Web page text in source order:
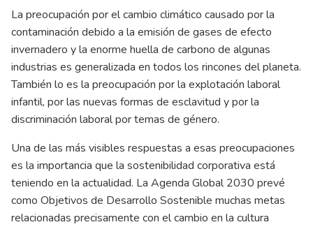
La preocupación por el cambio climático causado por la
contaminación debido a la emisión de gases de efecto
invernadero y la enorme huella de carbono de algunas
industrias es generalizada en todos los rincones del planeta.
También lo es la preocupación por la explotación laboral
infantil, por las nuevas formas de esclavitud y por la
discriminación laboral por temas de género.
Una de las más visibles respuestas a esas preocupaciones
es la importancia que la sostenibilidad corporativa está
teniendo en la actualidad. La Agenda Global 2030 prevé
como Objetivos de Desarrollo Sostenible muchas metas
relacionadas precisamente con el cambio en la cultura